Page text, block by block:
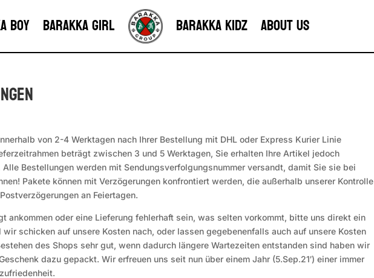
Boy Barakka Girl Barakka Kidz About us
von 2-4 Werktagen nach Ihrer Bestellung mit DHL oder Express Kurier Linie
beträgt zwischen 3 und 5 Werktagen, Sie erhalten Ihre Artikel jedoch
Bestellungen werden mit Sendungsverfolgungsnummer versandt, damit Sie sie bei
Pakete können mit Verzögerungen konfrontiert werden, die außerhalb unserer Kontrolle
an Feiertagen.
ankommen oder eine Lieferung fehlerhaft sein, was selten vorkommt, bitte uns direkt ein
wir schicken auf unsere Kosten nach, oder lassen gegebenenfalls auch auf unsere Kosten
des Shops sehr gut, wenn dadurch längere Wartezeiten entstanden sind haben wir
dazu gepackt. Wir erfreuen uns seit nun über einem Jahr (5.Sep.21′) einer immer